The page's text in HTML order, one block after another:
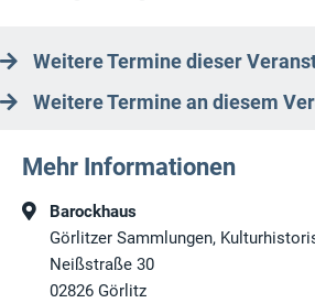
Weitere Termine dieser
Weitere Termine an diesem
Mehr Informationen
Barockhaus
Görlitzer Sammlungen,
Neißstraße 30
02826 Görlitz